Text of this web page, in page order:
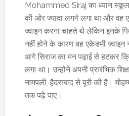
Mohammed Siraj का ध्यान
की ओर ज्यादा लगने लगा था और वह
ज्वाइन करना चाहते थे लेकिन इनके
नहीं होने के कारण वह एकेडमी
आगे सिराज का मन पढ़ाई से हटकर
लगा था। उन्होंने अपनी प्रारंभिक
नामपली, हैदराबाद से पूरी की है।
तक पढ़े पाए।